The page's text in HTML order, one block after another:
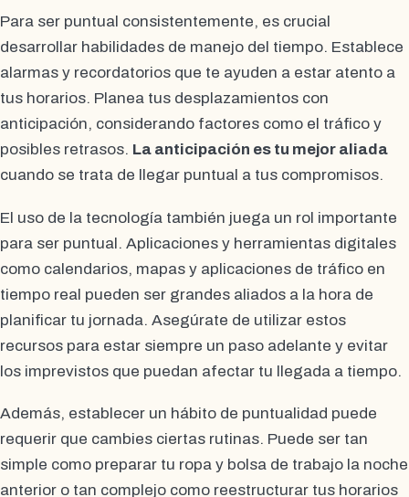
Para ser puntual consistentemente, es crucial
desarrollar habilidades de manejo del tiempo. Establece
alarmas y recordatorios que te ayuden a estar atento a
tus horarios. Planea tus desplazamientos con
anticipación, considerando factores como el tráfico y
posibles retrasos. La anticipación es tu mejor aliada
cuando se trata de llegar puntual a tus compromisos.
El uso de la tecnología también juega un rol importante
para ser puntual. Aplicaciones y herramientas digitales
como calendarios, mapas y aplicaciones de tráfico en
tiempo real pueden ser grandes aliados a la hora de
planificar tu jornada. Asegúrate de utilizar estos
recursos para estar siempre un paso adelante y evitar
los imprevistos que puedan afectar tu llegada a tiempo.
Además, establecer un hábito de puntualidad puede
requerir que cambies ciertas rutinas. Puede ser tan
simple como preparar tu ropa y bolsa de trabajo la noche
anterior o tan complejo como reestructurar tus horarios